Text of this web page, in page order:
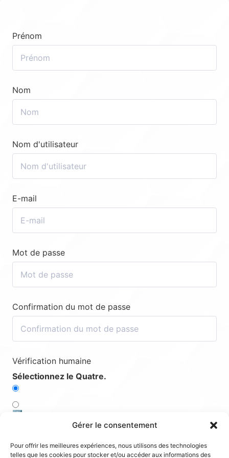
Gérer le consentement
Pour offrir les meilleures expériences, nous utilisons des technologies
telles que les cookies pour stocker et/ou accéder aux informations des
Prénom
Nom
Nom d'utilisateur
E-mail
Mot de passe
Confirmation du mot de passe
Vérification humaine
Sélectionnez le Quatre.
2️⃣